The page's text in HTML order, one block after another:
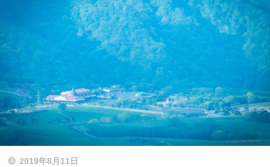
2019年8月11日